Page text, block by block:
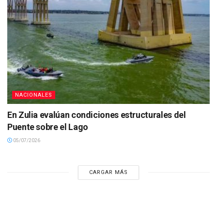
NACIONALES
En Zulia evalúan condiciones estructurales del
Puente sobre el Lago
05/07/2026
CARGAR MÁS